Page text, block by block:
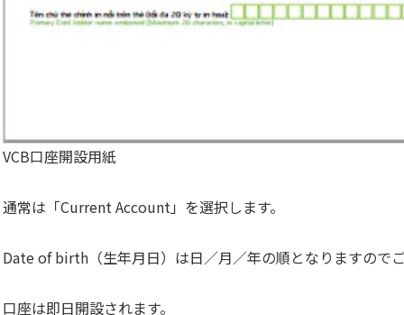
VCB口座開設用紙
通常は「Current Account」を選択します。
Date of birth（生年月日）は日／月／年の順となりますので
口座は即日開設されます。